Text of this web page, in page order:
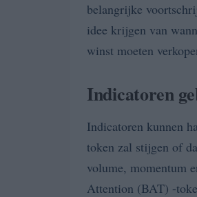
belangrijke
idee krijgen van
winst moeten
Indicatoren
Indicatoren kunnen
token zal stijgen of
volume, momentum
Attention (BAT) -